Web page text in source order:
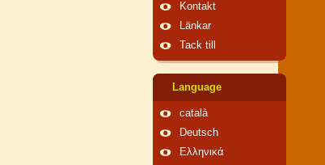
Kontakt
Länkar
Tack till
Language
català
Deutsch
Ελληνικά